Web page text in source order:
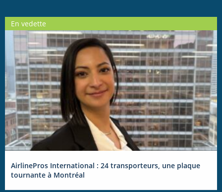
En vedette
AirlinePros International : 24 transporteurs, une plaque
tournante à Montréal